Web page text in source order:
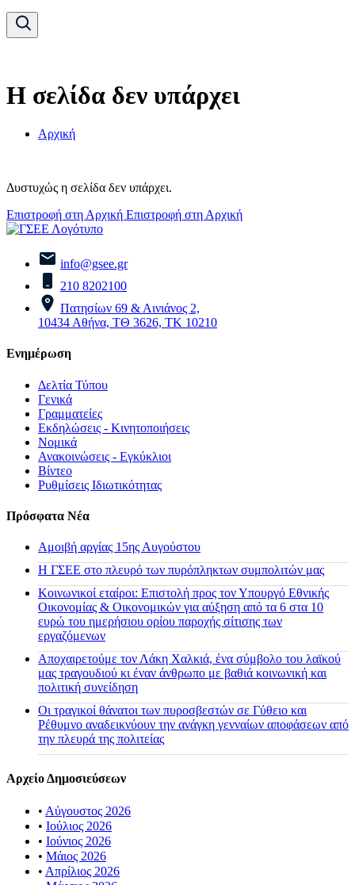
Η σελίδα δεν υπάρχει
Αρχική
Δυστυχώς η σελίδα δεν υπάρχει.
Επιστροφή στη Αρχική Επιστροφή στη Αρχική
info@gsee.gr
210 8202100
Πατησίων 69 & Αινιάνος 2,
10434 Αθήνα, ΤΘ 3626, ΤΚ 10210
Ενημέρωση
Δελτία Τύπου
Γενικά
Γραμματείες
Εκδηλώσεις - Κινητοποιήσεις
Νομικά
Ανακοινώσεις - Εγκύκλιοι
Βίντεο
Ρυθμίσεις Ιδιωτικότητας
Πρόσφατα Νέα
Αμοιβή αργίας 15ης Αυγούστου
H ΓΣΕΕ στο πλευρό των πυρόπληκτων συμπολιτών μας
Κοινωνικοί εταίροι: Επιστολή προς τον Υπουργό Εθνικής
Οικονομίας & Οικονομικών για αύξηση από τα 6 στα 10
ευρώ του ημερήσιου ορίου παροχής σίτισης των
εργαζόμενων
Αποχαιρετούμε τον Λάκη Χαλκιά, ένα σύμβολο του λαϊκού
μας τραγουδιού κι έναν άνθρωπο με βαθιά κοινωνική και
πολιτική συνείδηση
Οι τραγικοί θάνατοι των πυροσβεστών σε Γύθειο και
Ρέθυμνο αναδεικνύουν την ανάγκη γενναίων αποφάσεων από
την πλευρά της πολιτείας
Αρχείο Δημοσιεύσεων
• Αύγουστος 2026
• Ιούλιος 2026
• Ιούνιος 2026
• Μάιος 2026
• Απρίλιος 2026